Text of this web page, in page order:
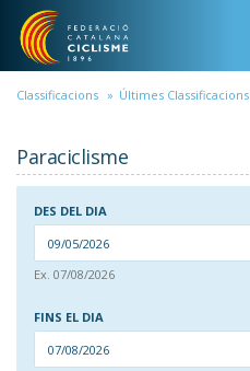
Vés al contingut
Classificacions Últimes Classificacions
Paraciclisme
DES DEL DIA
Ex. 07/08/2026
FINS EL DIA